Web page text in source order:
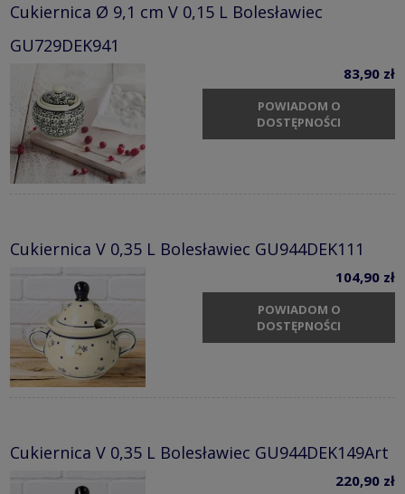
Cukiernica Ø 9,1 cm V 0,15 L Bolesławiec
GU729DEK941
83,90 zł
POWIADOM O
DOSTĘPNOŚCI
Cukiernica V 0,35 L Bolesławiec GU944DEK111
104,90 zł
POWIADOM O
DOSTĘPNOŚCI
Cukiernica V 0,35 L Bolesławiec GU944DEK149Art
220,90 zł